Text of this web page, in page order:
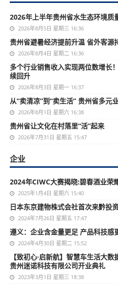
2026年上半年贵州省水生态环境质
2026年8月5日 星期三 16:36
贵州省避暑经济提前升温 省外客源
2026年8月4日 星期二 16:36
多个行业销售收入实现两位数增长
续回升
2026年8月3日 星期一 16:37
从“卖清凉”到“卖生活” 贵州省多元
2026年8月1日 星期六 16:38
贵州省让文化在村落里“活”起来
2026年7月31日 星期五 15:47
企业
2024年CIWC大赛揭晓:碧春酒业荣
2025年1月4日 星期六 15:40
日本东京建物株式会社首次来黔投
2024年7月26日 星期五 17:47
遵义：企业含金量更足 产品科技感
2024年4月30日 星期二 15:52
【致初心·启新航】智慧车生活
贵州迷诺科技有限公司开业典礼
2023年3月1日 星期三 18:38